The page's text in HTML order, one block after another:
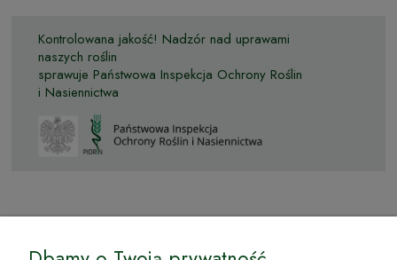
Kontrolowana jakość! Nadzór nad uprawami
naszych roślin
sprawuje Państwowa Inspekcja Ochrony Roślin
i Nasiennictwa